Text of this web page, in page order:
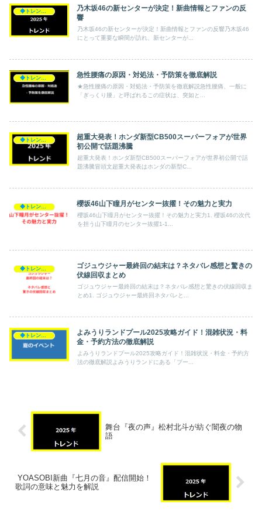
◆トレンド◆
乃木坂46の新センターが決定！新曲情報とファンの反
響
乃木坂46の新センターが決定！新曲情報とファンの反響乃木坂46
にとって重要な瞬間が訪れ、新センターが...
◆トレンド◆ 急性腰痛の原因・対処法・予防策を徹底解説
★急性腰痛の原因・対処法・予防策を徹底解説急性腰痛、一般に
「ぎっくり腰」と呼ばれるこの症状は、突如と...
◆トレンド◆
超重大発表！ホンダ新型CB500スーパーフォアが世界
初公開で話題沸騰
超重大発表！ホンダ新型CB500スーパーフォアが世界初公開で話
題沸騰冒頭文超重大発表はホンダの新型C...
◆トレンド◆ 櫻坂46山下瞳月がセンター抜擢！その魅力と実力
櫻坂46山下瞳月がセンター抜擢！その魅力と実力1. 櫻坂46の次代
を担う山下瞳月のセンター抜擢1-1...
◆トレンド◆
ゴジュウジャー最終回の結末は？ネタバレ感想と驚きの
伏線回収まとめ
ゴジュウジャー最終回の結末は？ネタバレ感想と驚きの伏線回収ま
とめ1. ゴジュウジャー最終回ネタバレと...
◆トレンド◆
よみうりランドプール2025攻略ガイド！混雑状況・料
金・予約方法の徹底解説
よみうりランドプール2025攻略ガイド！混雑状況・料金・予約方
法の徹底解説よみうりランドにある「プー...
舞台『夜の声』松村北斗が紡ぐ闇夜の物
語
YOASOBI新曲『七月の音』配信開始！
歌詞の意味と魅力を解説